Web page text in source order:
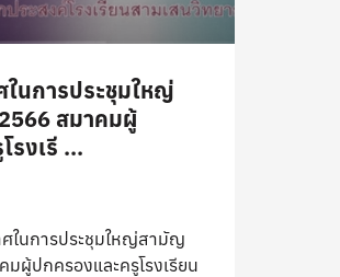
ในการประชุมใหญ่
สมาคมผู้
รงเรี ...
ศในการประชุมใหญ่สามัญ
ผู้ปกครองและครูโรงเรียน